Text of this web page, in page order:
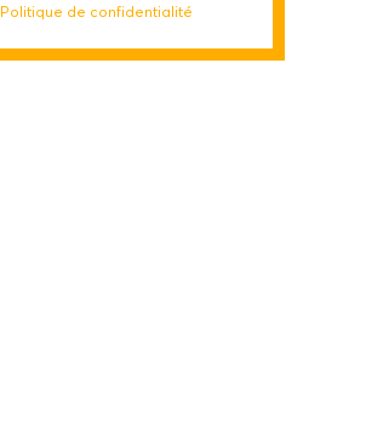
Politique de confidentialité